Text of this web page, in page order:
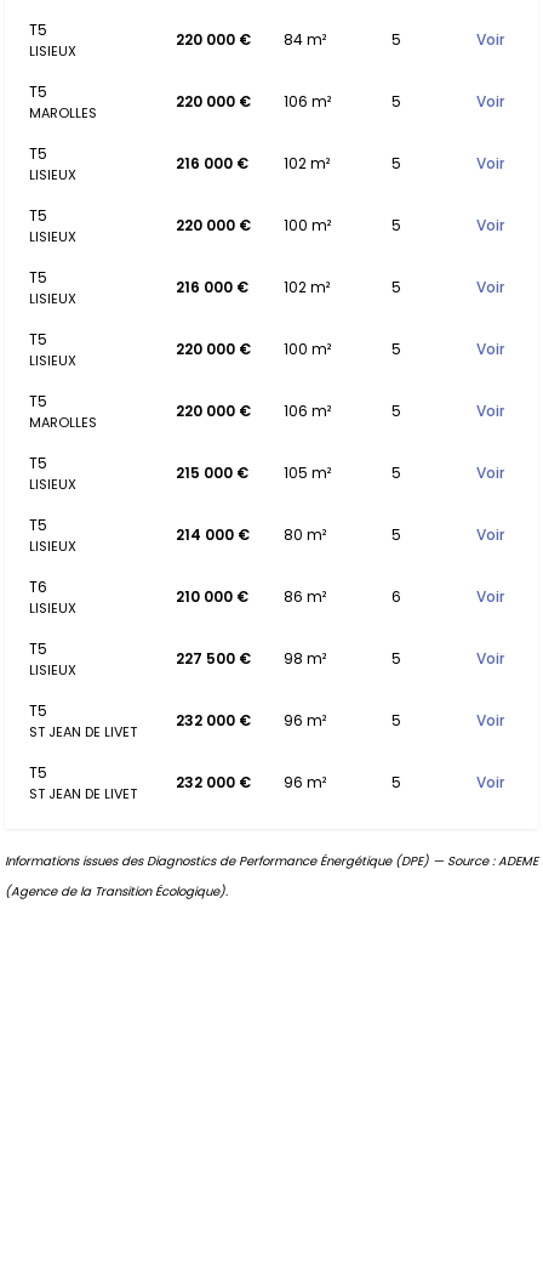
T5
LISIEUX
220 000 € 84 m² 5 Voir
T5
MAROLLES
220 000 € 106 m² 5 Voir
T5
LISIEUX
216 000 € 102 m² 5 Voir
T5
LISIEUX
220 000 € 100 m² 5 Voir
T5
LISIEUX
216 000 € 102 m² 5 Voir
T5
LISIEUX
220 000 € 100 m² 5 Voir
T5
MAROLLES
220 000 € 106 m² 5 Voir
T5
LISIEUX
215 000 € 105 m² 5 Voir
T5
LISIEUX
214 000 € 80 m² 5 Voir
T6
LISIEUX
210 000 € 86 m² 6 Voir
T5
LISIEUX
227 500 € 98 m² 5 Voir
T5
ST JEAN DE LIVET
232 000 € 96 m² 5 Voir
T5
ST JEAN DE LIVET
232 000 € 96 m² 5 Voir
Informations issues des Diagnostics de Performance Énergétique (DPE) — Source : ADEME
(Agence de la Transition Écologique).